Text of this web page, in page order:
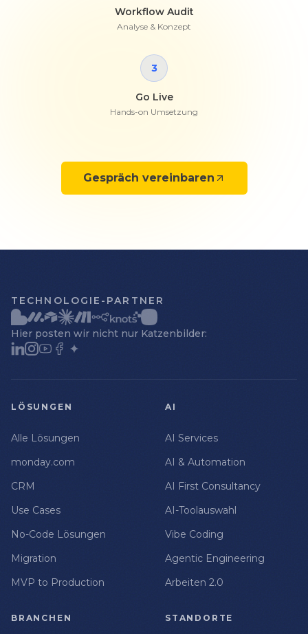
Workflow Audit
Analyse & Konzept
3
Go Live
Hands-on Umsetzung
Gespräch vereinbaren
TECHNOLOGIE-PARTNER
Hier posten wir nicht nur Katzenbilder:
LÖSUNGEN
Alle Lösungen
monday.com
CRM
Use Cases
No-Code Lösungen
Migration
MVP to Production
AI
AI Services
AI & Automation
AI First Consultancy
AI-Toolauswahl
Vibe Coding
Agentic Engineering
Arbeiten 2.0
BRANCHEN STANDORTE